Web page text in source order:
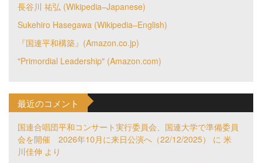
長谷川 祐弘 (Wikipedia–Japanese)
Sukehiro Hasegawa (Wikipedia–English)
『国連平和構築』(Amazon.co.jp)
"Primordial Leadership" (Amazon.com)
最近のコメント
国連合唱団平和コンサート実行委員会、国連大学で準備委員
会を開催 2026年10月に来日公演へ（22/12/2025）
に 米
川佳伸 より